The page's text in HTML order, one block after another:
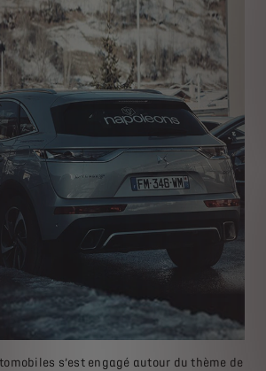
s’est engagé autour du thème de